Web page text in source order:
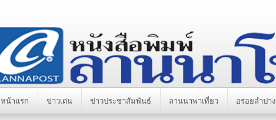
หน้าแรก ข่าวเด่น ข่าวประชาสัมพันธ์ ลานนาพาเที่ยว อร่อยลำปาง